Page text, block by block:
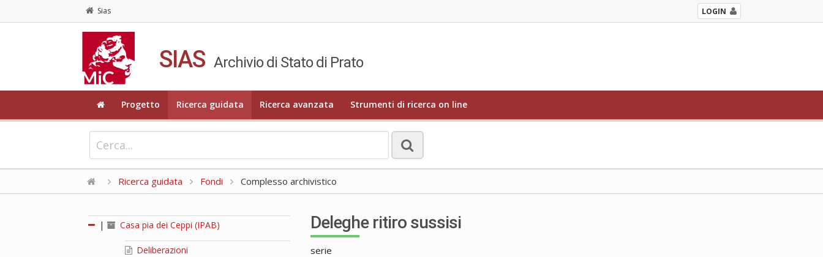
Sias LOGIN
SIAS Archivio di Stato di Prato
Progetto Ricerca guidata Ricerca avanzata Strumenti di ricerca on line
Ricerca guidata Fondi Complesso archivistico
| Casa pia dei Ceppi (IPAB)
Deliberazioni
Deleghe ritiro sussisi
serie